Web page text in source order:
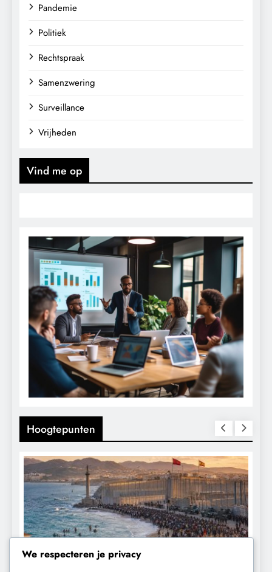
Pandemie
Politiek
Rechtspraak
Samenzwering
Surveillance
Vrijheden
Vind me op
Hoogtepunten
We respecteren je privacy